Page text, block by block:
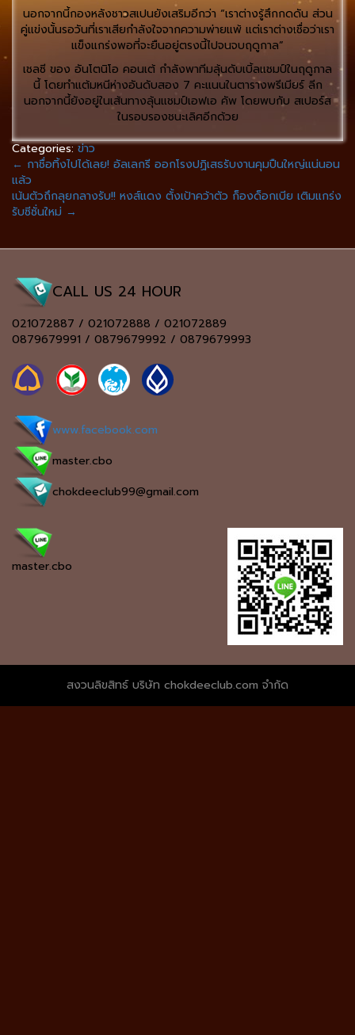
นอกจากนี้กองหลังชาวสเปนยังเสริมอีกว่า “เราต่างรู้สึกกดดัน ส่วน
คู่แข่งนั้นรอวันที่เราเสียกำลังใจจากความพ่ายแพ้ แต่เราต่างเชื่อว่าเรา
แข็งแกร่งพอที่จะยืนอยู่ตรงนี้ไปจนจบฤดูกาล”
เชลซี ของ อันโตนิโอ คอนเต้ กำลังพาทีมลุ้นดับเบิ้ลแชมป์ในฤดูกาล
นี้ โดยทำแต้มหนีห่างอันดับสอง 7 คะแนนในตารางพรีเมียร์ ลีก
นอกจากนี้ยังอยู่ในเส้นทางลุ้นแชมป์เอฟเอ คัพ โดยพบกับ สเปอร์ส
ในรอบรองชนะเลิศอีกด้วย
Categories:ข่าว
← กาชื่อทิ้งไปได้เลย! อัลเลกรี ออกโรงปฏิเสธรับงานคุมปืนใหญ่แน่นอน
แล้ว
เน้นตัวถึกลุยกลางรับ!! หงส์แดง ตั้งเป้าคว้าตัว ก็องด็อกเบีย เติมแกร่ง
รับซีซั่นใหม่ →
CALL US 24 HOUR
021072887 / 021072888 / 021072889
0879679991 / 0879679992 / 0879679993
www.facebook.com
master.cbo
chokdeeclub99@gmail.com
master.cbo
สงวนลิขสิทธ์ บริษัท chokdeeclub.com จำกัด